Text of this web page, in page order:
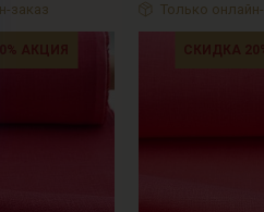
заказ Только